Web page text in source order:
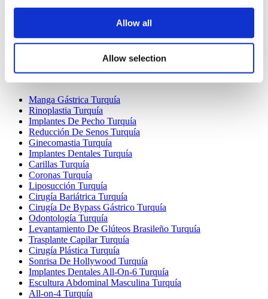
Allow all
Allow selection
Spain Clínicas
Thailand Clínicas
Tratamientos Populares en Turquia
Manga Gástrica Turquía
Rinoplastia Turquía
Implantes De Pecho Turquía
Reducción De Senos Turquía
Ginecomastia Turquía
Implantes Dentales Turquía
Carillas Turquía
Coronas Turquía
Liposucción Turquía
Cirugía Bariátrica Turquía
Cirugía De Bypass Gástrico Turquía
Odontología Turquía
Levantamiento De Glúteos Brasileño Turquía
Trasplante Capilar Turquía
Cirugía Plástica Turquía
Sonrisa De Hollywood Turquía
Implantes Dentales All-On-6 Turquía
Escultura Abdominal Masculina Turquía
All-on-4 Turquía